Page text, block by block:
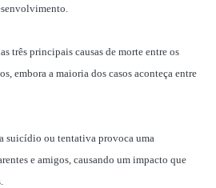
três principais causas de morte entre os
embora a maioria dos casos aconteça entre
suicídio ou tentativa provoca uma
e amigos, causando um impacto que